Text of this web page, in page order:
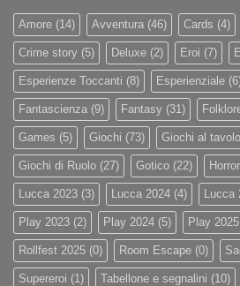
Amore (14) Avventura (46) Cards (4)
Crime story (5) Deluxe (2) Eroi (7)
Esperienze Toccanti (8) Esperienziale
Fantascienza (9) Fantasy (31)
Games (5) Giochi (73) Giochi al tavolo
Giochi di Ruolo (27) Gotico (22) Horror
Lucca 2023 (3) Lucca 2024 (4) Lucca
Play 2023 (2) Play 2024 (5) Play 2025
Rollfest 2025 (0) Room Escape (0)
Supereroi (1) Tabellone e segnalini (10)